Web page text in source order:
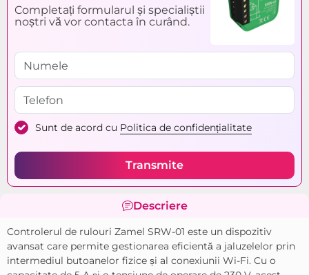
Model:
SRW-01
Ø):
Temperatura mediului
ambiant la exploatare:
de la -10°С pînă la +55°С
Frecvenţa: 50/60 Hz
Completați formularul și specialiștii
noștri vă vor contacta în curând.
Sunt de acord cu Politica de confidențialitate
Transmite
Descriere
Controlerul de rulouri Zamel SRW-01 este un dispozitiv
avansat care permite gestionarea eficientă a jaluzelelor prin
intermediul butoanelor fizice și al conexiunii Wi-Fi. Cu o